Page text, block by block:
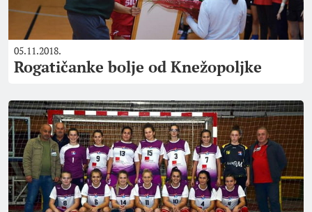
05.11.2018.
Rogatičanke bolje od Knežopoljke